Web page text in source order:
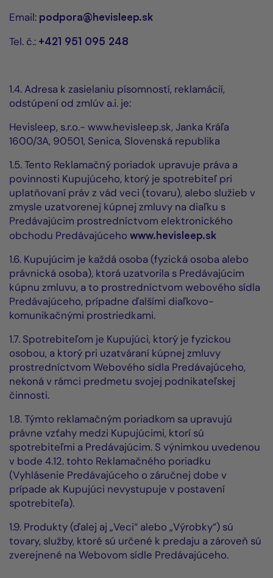
Email: podpora@hevisleep.sk
Tel. č.: +421 951 095 248
1.4. Adresa k zasielaniu písomností, reklamácií,
odstúpení od zmlúv a.i. je:
Hevisleep, s.r.o.- www.hevisleep.sk, Janka Kráľa
1600/3A, 90501, Senica, Slovenská republika
1.5. Tento Reklamačný poriadok upravuje práva a
povinnosti Kupujúceho, ktorý je spotrebiteľ pri
uplatňovaní práv z vád veci (tovaru), alebo služieb v
zmysle uzatvorenej kúpnej zmluvy na diaľku s
Predávajúcim prostredníctvom elektronického
obchodu Predávajúceho www.hevisleep.sk
1.6. Kupujúcim je každá osoba (fyzická osoba alebo
právnická osoba), ktorá uzatvorila s Predávajúcim
kúpnu zmluvu, a to prostredníctvom webového sídla
Predávajúceho, prípadne ďalšími diaľkovo-
komunikačnými prostriedkami.
1.7. Spotrebiteľom je Kupujúci, ktorý je fyzickou
osobou, a ktorý pri uzatváraní kúpnej zmluvy
prostredníctvom Webového sídla Predávajúceho,
nekoná v rámci predmetu svojej podnikateľskej
činnosti.
1.8. Týmto reklamačným poriadkom sa upravujú
právne vzťahy medzi Kupujúcimi, ktorí sú
spotrebiteľmi a Predávajúcim. S výnimkou uvedenou
v bode 4.12. tohto Reklamačného poriadku
(Vyhlásenie Predávajúceho o záručnej dobe v
prípade ak Kupujúci nevystupuje v postavení
spotrebiteľa).
1.9. Produkty (ďalej aj „Veci“ alebo „Výrobky“) sú
tovary, služby, ktoré sú určené k predaju a zároveň sú
zverejnené na Webovom sídle Predávajúceho.